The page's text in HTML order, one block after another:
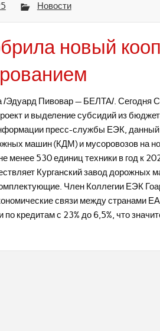
Новости
новый
/Эдуард Пивовар — БЕЛТА/. Сегодня
и выделение субсидий из
пресс-службы ЕЭК, данный
машин (КДМ) и мусоровозов на
менее 530 единиц техники в год к
Курганский завод дорожных
Член Коллегии ЕЭК
связи между странами
по кредитам с 23% до 6,5%, что